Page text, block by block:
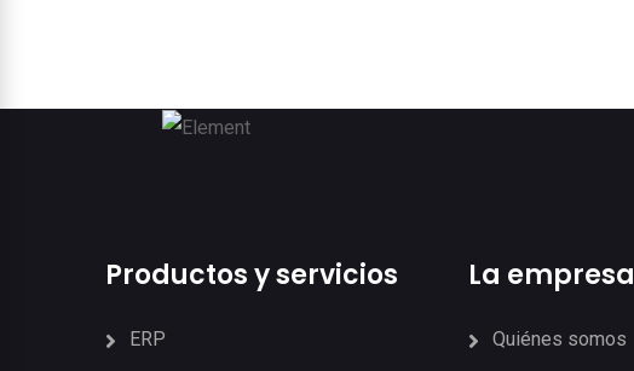
Productos y servicios
ERP
La empresa
Quiénes somos